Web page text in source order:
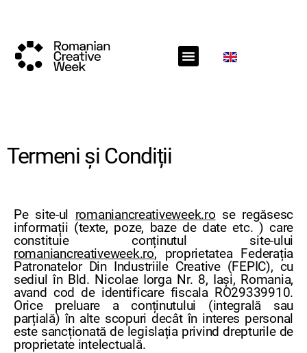
Termeni și Condiții
Pe site-ul romaniancreativeweek.ro se regăsesc
informații (texte, poze, baze de date etc. ) care
constituie conținutul site-ului
romaniancreativeweek.ro, proprietatea Federația
Patronatelor Din Industriile Creative (FEPIC), cu
sediul în Bld. Nicolae Iorga Nr. 8, Iași, Romania,
avand cod de identificare fiscala RO29339910.
Orice preluare a conținutului (integrală sau
parțială) în alte scopuri decât în interes personal
este sancționată de legislația privind drepturile de
proprietate intelectuală.